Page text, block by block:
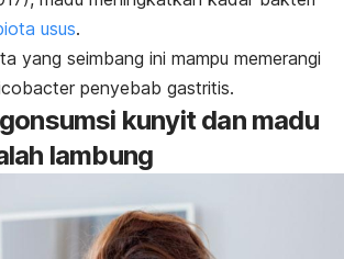
usus.
yang seimbang ini mampu memerangi
penyebab gastritis.
kunyit dan madu
lambung